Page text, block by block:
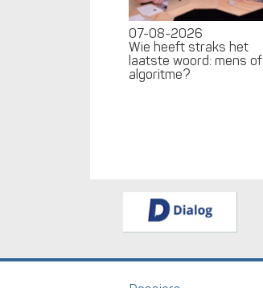
07-08-2026
Wie heeft straks het
laatste woord: mens of
algoritme?